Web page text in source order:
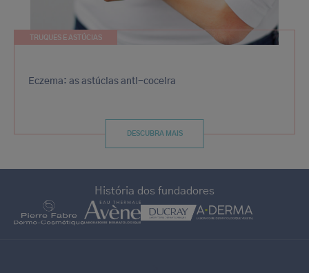
TRUQUES E ASTÚCIAS
Eczema: as astúcias anti-coceira
DESCUBRA MAIS
História dos fundadores